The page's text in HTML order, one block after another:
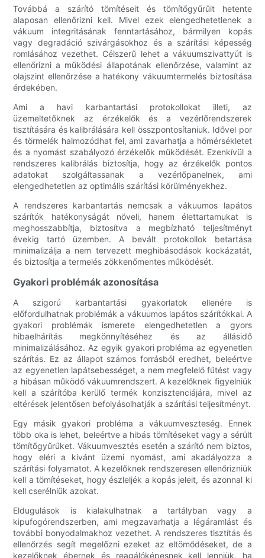
Továbbá a szárító tömítéseit és tömítőgyűrűit hetente
alaposan ellenőrizni kell. Mivel ezek elengedhetetlenek a
vákuum integritásának fenntartásához, bármilyen kopás
vagy degradáció szivárgásokhoz és a szárítási képesség
romlásához vezethet. Célszerű lehet a vákuumszivattyút is
ellenőrizni a működési állapotának ellenőrzése, valamint az
olajszint ellenőrzése a hatékony vákuumtermelés biztosítása
érdekében.
Ami a havi karbantartási protokollokat illeti, az
üzemeltetőknek az érzékelők és a vezérlőrendszerek
tisztítására és kalibrálására kell összpontosítaniuk. Idővel por
és törmelék halmozódhat fel, ami zavarhatja a hőmérsékletet
és a nyomást szabályozó érzékelők működését. Ezenkívül a
rendszeres kalibrálás biztosítja, hogy az érzékelők pontos
adatokat szolgáltassanak a vezérlőpanelnek, ami
elengedhetetlen az optimális szárítási körülményekhez.
A rendszeres karbantartás nemcsak a vákuumos lapátos
szárítók hatékonyságát növeli, hanem élettartamukat is
meghosszabbítja, biztosítva a megbízható teljesítményt
évekig tartó üzemben. A bevált protokollok betartása
minimalizálja a nem tervezett meghibásodások kockázatát,
és biztosítja a termelés zökkenőmentes működését.
Gyakori problémák azonosítása
A szigorú karbantartási gyakorlatok ellenére is
előfordulhatnak problémák a vákuumos lapátos szárítókkal. A
gyakori problémák ismerete elengedhetetlen a gyors
hibaelhárítás megkönnyítéséhez és az állásidő
minimalizálásához. Az egyik gyakori probléma az egyenetlen
szárítás. Ez az állapot számos forrásból eredhet, beleértve
az egyenetlen lapátsebességet, a nem megfelelő fűtést vagy
a hibásan működő vákuumrendszert. A kezelőknek figyelniük
kell a szárítóba kerülő termék konzisztenciájára, mivel az
eltérések jelentősen befolyásolhatják a szárítási teljesítményt.
Egy másik gyakori probléma a vákuumveszteség. Ennek
több oka is lehet, beleértve a hibás tömítéseket vagy a sérült
tömítőgyűrűket. Vákuumvesztés esetén a szárító nem biztos,
hogy eléri a kívánt üzemi nyomást, ami akadályozza a
szárítási folyamatot. A kezelőknek rendszeresen ellenőrizniük
kell a tömítéseket, hogy észleljék a kopás jeleit, és azonnal ki
kell cserélniük azokat.
Eldugulások is kialakulhatnak a tartályban vagy a
kipufogórendszerben, ami megzavarhatja a légáramlást és
további bonyodalmakhoz vezethet. A rendszeres tisztítás és
ellenőrzés segít megelőzni ezeket az eltömődéseket, de a
kezelőknek ébernek és reagálóképesnek kell lenniük, ha